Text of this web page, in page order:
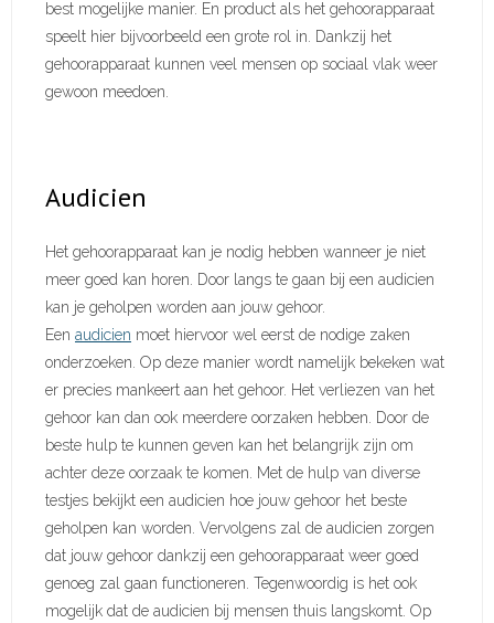
best mogelijke manier. En product als het gehoorapparaat
speelt hier bijvoorbeeld een grote rol in. Dankzij het
gehoorapparaat kunnen veel mensen op sociaal vlak weer
gewoon meedoen.
Audicien
Het gehoorapparaat kan je nodig hebben wanneer je niet
meer goed kan horen. Door langs te gaan bij een audicien
kan je geholpen worden aan jouw gehoor.
Een audicien moet hiervoor wel eerst de nodige zaken
onderzoeken. Op deze manier wordt namelijk bekeken wat
er precies mankeert aan het gehoor. Het verliezen van het
gehoor kan dan ook meerdere oorzaken hebben. Door de
beste hulp te kunnen geven kan het belangrijk zijn om
achter deze oorzaak te komen. Met de hulp van diverse
testjes bekijkt een audicien hoe jouw gehoor het beste
geholpen kan worden. Vervolgens zal de audicien zorgen
dat jouw gehoor dankzij een gehoorapparaat weer goed
genoeg zal gaan functioneren. Tegenwoordig is het ook
mogelijk dat de audicien bij mensen thuis langskomt. Op